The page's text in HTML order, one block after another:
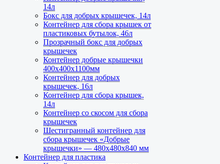
14л
Бокс для добрых крышечек, 14л
Контейнер для сбора крышек от
пластиковых бутылок, 46л
Прозрачный бокс для добрых
крышечек
Контейнер добрые крышечки
400х400х1100мм
Контейнер для добрых
крышечек, 16л
Контейнер для сбора крышек,
14л
Контейнер со скосом для сбора
крышечек
Шестигранный контейнер для
сбора крышечек «Добрые
крышечки» — 480х480х840 мм
Контейнер для пластика